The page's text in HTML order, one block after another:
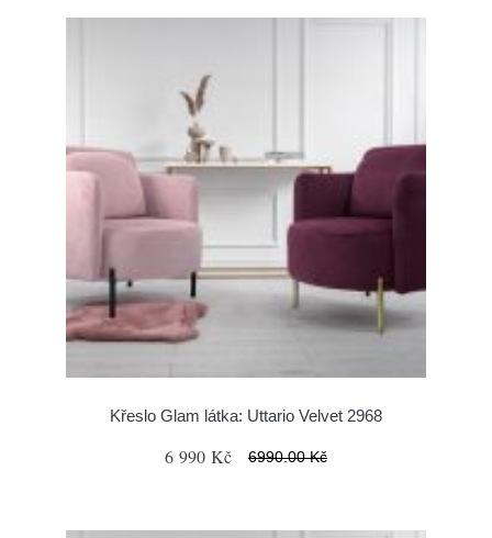
Křeslo Glam látka: Uttario Velvet 2968
6 990 Kč 6990.00 Kč